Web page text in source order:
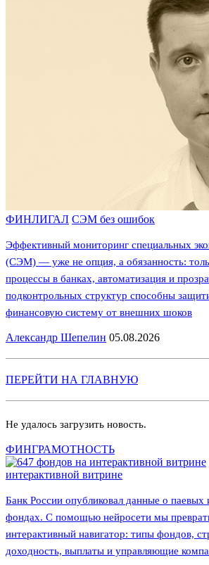
ФИНЛИГАЛ СЭМ без ошибок
Эффективный мониторинг специальных
(СЭМ) — уже не опция, а обязанность:
процессы в банках, автоматизация и
подконтрольных структур способны
финансовую систему от внешних шоков
Александр Шепелин 05.08.2026
ПЕРЕЙТИ НА ГЛАВНУЮ
Не удалось загрузить новость.
ФИНГРАМОТНОСТЬ
интерактивной витрине
Банк России опубликовал данные о паевых
фондах. С помощью нейросети мы
интерактивный навигатор: типы фондов,
доходность, выплаты и управляющие